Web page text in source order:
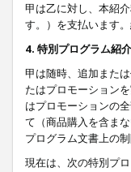
甲は乙に対し、本紹
す。）を支払います
4. 特別プログラム紹
甲は随時、追加また
たはプロモーション
はプロモーションの
て（商品購入を含ま
プログラム文書上の
現在は、次の特別プ